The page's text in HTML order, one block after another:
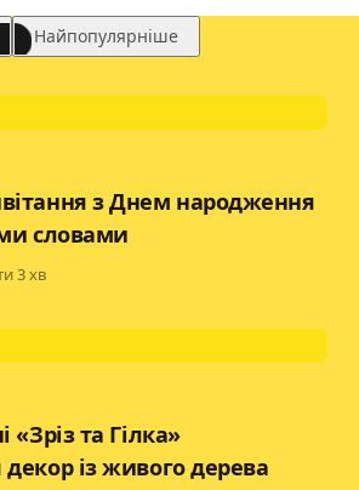
Найпопулярніше
з Днем народження
словами
3 хв
«Зріз та Гілка»
із живого дерева